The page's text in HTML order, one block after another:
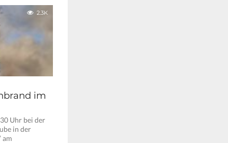
2.3K
im
Uhr bei der
in der
am